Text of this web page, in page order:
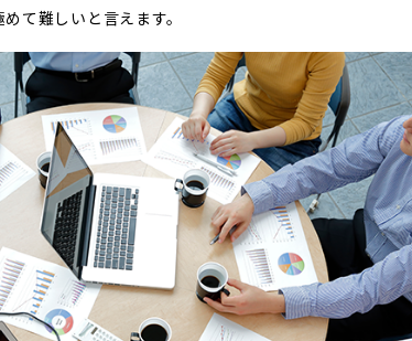
て難しいと言えます。